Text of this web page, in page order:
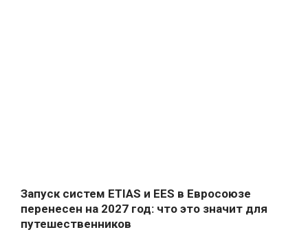
Запуск систем ETIAS и EES в Евросоюзе
перенесен на 2027 год: что это значит для
путешественников